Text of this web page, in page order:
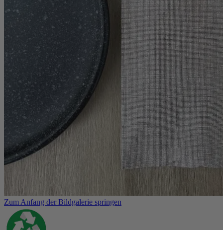
Zum Anfang der Bildgalerie springen